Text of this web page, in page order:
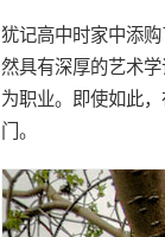
犹记高中时家中添
然具有深厚的艺术
为职业。即使如此
门。